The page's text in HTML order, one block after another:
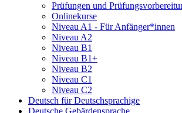
Prüfungen und
Onlinekurse
Niveau A1 - Für Anfänger*innen
Niveau A2
Niveau B1
Niveau B1+
Niveau B2
Niveau C1
Niveau C2
Deutsch für Deutschsprachige
Deutsche Gebärdensprache